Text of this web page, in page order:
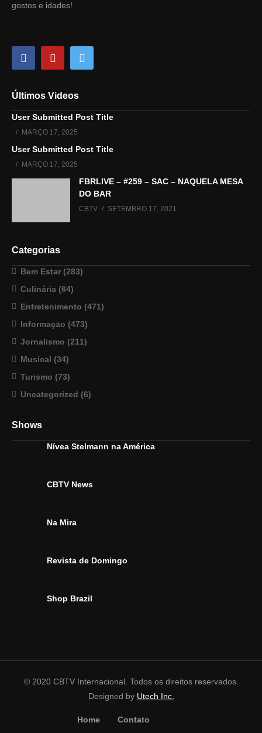
gostos e idades!
Últimos Videos
User Submitted Post Title
MARÇO 17, 2025
User Submitted Post Title
MARÇO 17, 2025
FBRLIVE – #259 – SAC – NAQUELA MESA
DO BAR
CBTV SETEMBRO 17, 2021
Categorias
Bem Estar (283)
Culinária (64)
Entretenimento (471)
Informaçāo (473)
Jornalismo (211)
Musical (34)
Turismo (73)
Uncategorized (6)
Shows
Nívea Stelmann na América
CBTV News
Na Mira
Revista de Domingo
Shop Brazil
© 2020 CBTV Internacional. Todos os direitos reservados.
Designed by Utech Inc.
Home Contato